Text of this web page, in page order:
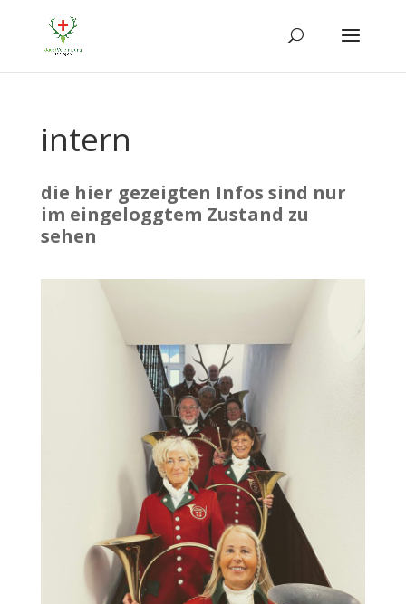
intern
die hier gezeigten Infos sind nur
im eingeloggtem Zustand zu
sehen